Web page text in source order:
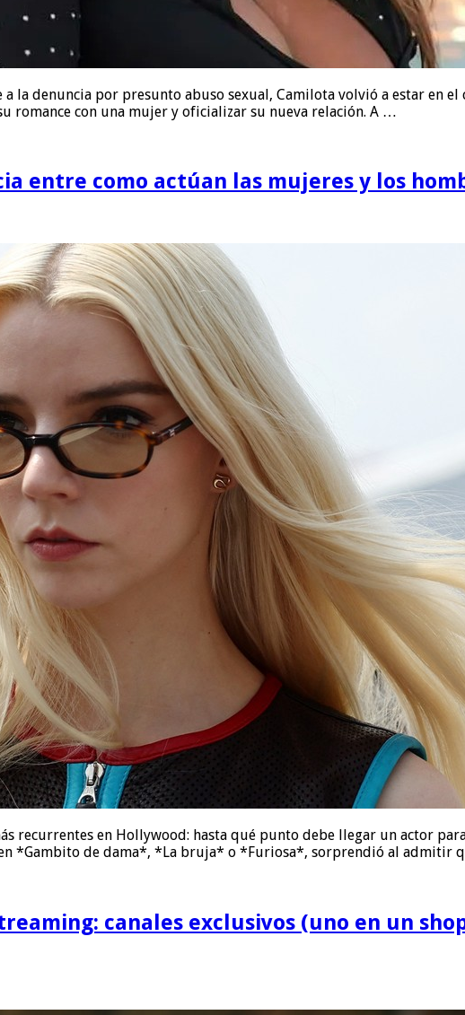
la denuncia por presunto abuso sexual, Camilota volvió a estar en el
romance con una mujer y oficializar su nueva relación. A …
entre como actúan las mujeres y los
recurrentes en Hollywood: hasta qué punto debe llegar un actor
*Gambito de dama*, *La bruja* o *Furiosa*, sorprendió al admitir
canales exclusivos (uno en un